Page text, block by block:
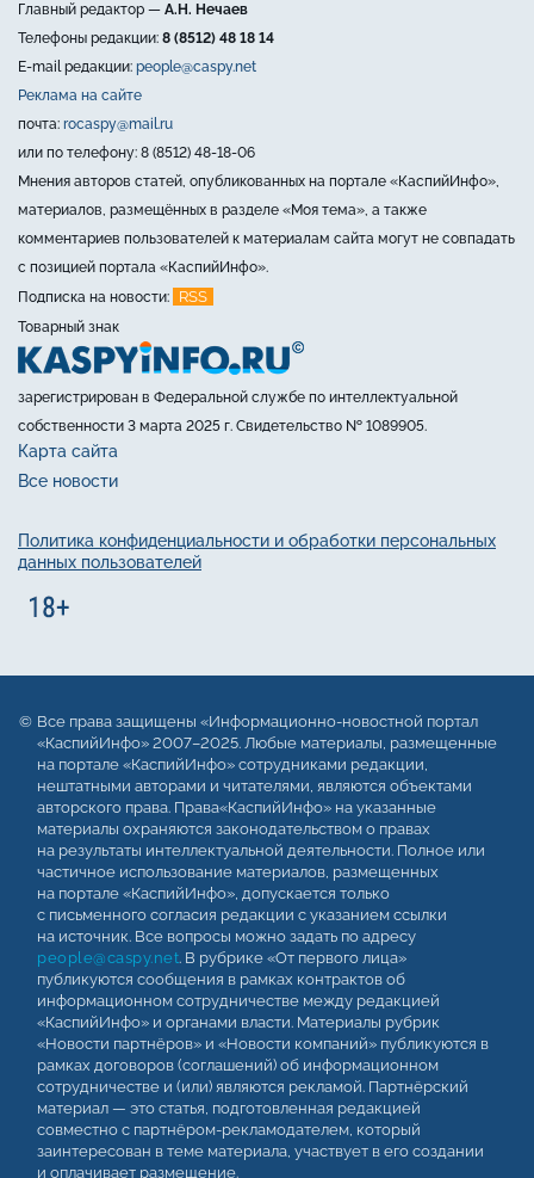
Главный редактор — А.Н. Нечаев
Телефоны редакции: 8 (8512) 48 18 14
E-mail редакции: people@caspy.net
Реклама на сайте
почта: rocaspy@mail.ru
или по телефону: 8 (8512) 48-18-06
Мнения авторов статей, опубликованных на портале «КаспийИнфо»,
материалов, размещённых в разделе «Моя тема», а также
комментариев пользователей к материалам сайта могут не совпадать
с позицией портала «КаспийИнфо».
Подписка на новости:
RSS
Товарный знак
зарегистрирован в Федеральной службе по интеллектуальной
собственности 3 марта 2025 г. Свидетельство № 1089905.
Карта сайта
Все новости
Политика конфиденциальности и обработки персональных
данных пользователей
Все права защищены «Информационно-новостной портал
«КаспийИнфо» 2007–2025. Любые материалы, размещенные
на портале «КаспийИнфо» сотрудниками редакции,
нештатными авторами и читателями, являются объектами
авторского права. Права«КаспийИнфо» на указанные
материалы охраняются законодательством о правах
на результаты интеллектуальной деятельности. Полное или
частичное использование материалов, размещенных
на портале «КаспийИнфо», допускается только
с письменного согласия редакции с указанием ссылки
на источник. Все вопросы можно задать по адресу
people@caspy.net. В рубрике «От первого лица»
публикуются сообщения в рамках контрактов об
информационном сотрудничестве между редакцией
«КаспийИнфо» и органами власти. Материалы рубрик
«Новости партнёров» и «Новости компаний» публикуются в
рамках договоров (соглашений) об информационном
сотрудничестве и (или) являются рекламой. Партнёрский
материал — это статья, подготовленная редакцией
совместно с партнёром-рекламодателем, который
заинтересован в теме материала, участвует в его создании
и оплачивает размещение.